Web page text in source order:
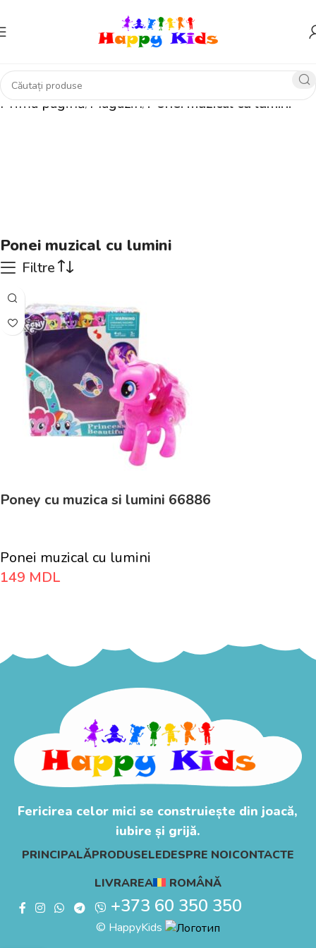
Prima pagină Magazin Ponei muzical cu lumini
Ponei muzical cu lumini
Filtre
Poney cu muzica si lumini 66886
Ponei muzical cu lumini
149 MDL
Fericirea celor mici se construiește din joacă,
iubire și grijă.
PRINCIPALĂPRODUSELEDESPRE NOICONTACTE
LIVRAREA
ROMÂNĂ
+373 60 350 350
© HappyKids